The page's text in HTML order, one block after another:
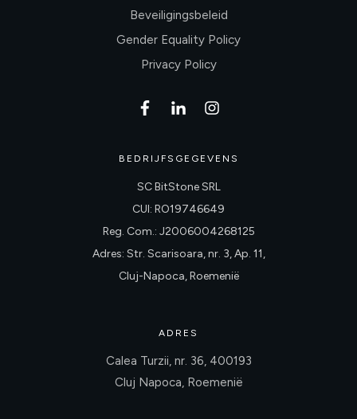
Beveiligingsbeleid
Gender Equality Policy
Privacy Policy
BEDRIJFSGEGEVENS
SC BitStone SRL
CUI: RO19746649
Reg. Com.: J2006004268125
Adres: Str. Scarisoara, nr. 3, Ap. 11,
Cluj-Napoca, Roemenië
ADRES
Calea Turzii, nr. 36, 400193
Cluj Napoca, Roemenië